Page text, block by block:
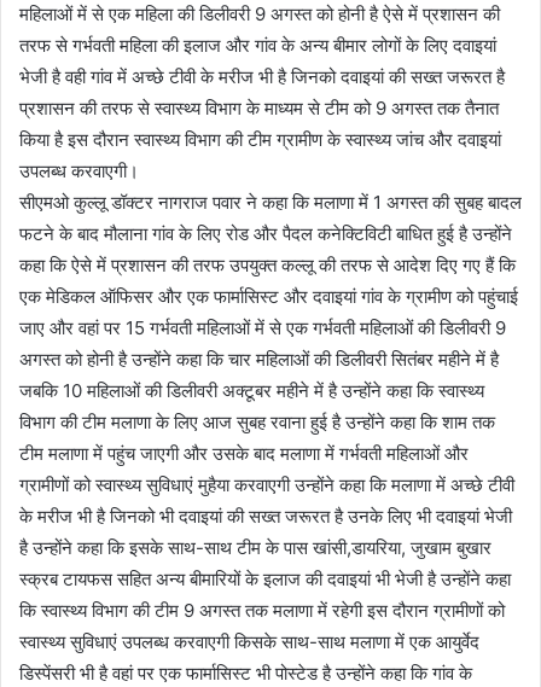
महिलाओं में से एक महिला की डिलीवरी 9 अगस्त को होनी है ऐसे में प्रशासन की
तरफ से गर्भवती महिला की इलाज और गांव के अन्य बीमार लोगों के लिए दवाइयां
भेजी है वही गांव में अच्छे टीवी के मरीज भी है जिनको दवाइयां की सख्त जरूरत है
प्रशासन की तरफ से स्वास्थ्य विभाग के माध्यम से टीम को 9 अगस्त तक तैनात
किया है इस दौरान स्वास्थ्य विभाग की टीम ग्रामीण के स्वास्थ्य जांच और दवाइयां
उपलब्ध करवाएगी।
सीएमओ कुल्लू डॉक्टर नागराज पवार ने कहा कि मलाणा में 1 अगस्त की सुबह बादल
फटने के बाद मौलाना गांव के लिए रोड और पैदल कनेक्टिविटी बाधित हुई है उन्होंने
कहा कि ऐसे में प्रशासन की तरफ उपयुक्त कल्लू की तरफ से आदेश दिए गए हैं कि
एक मेडिकल ऑफिसर और एक फार्मासिस्ट और दवाइयां गांव के ग्रामीण को पहुंचाई
जाए और वहां पर 15 गर्भवती महिलाओं में से एक गर्भवती महिलाओं की डिलीवरी 9
अगस्त को होनी है उन्होंने कहा कि चार महिलाओं की डिलीवरी सितंबर महीने में है
जबकि 10 महिलाओं की डिलीवरी अक्टूबर महीने में है उन्होंने कहा कि स्वास्थ्य
विभाग की टीम मलाणा के लिए आज सुबह रवाना हुई है उन्होंने कहा कि शाम तक
टीम मलाणा में पहुंच जाएगी और उसके बाद मलाणा में गर्भवती महिलाओं और
ग्रामीणों को स्वास्थ्य सुविधाएं मुहैया करवाएगी उन्होंने कहा कि मलाणा में अच्छे टीवी
के मरीज भी है जिनको भी दवाइयां की सख्त जरूरत है उनके लिए भी दवाइयां भेजी
है उन्होंने कहा कि इसके साथ-साथ टीम के पास खांसी,डायरिया, जुखाम बुखार
स्क्रब टायफस सहित अन्य बीमारियों के इलाज की दवाइयां भी भेजी है उन्होंने कहा
कि स्वास्थ्य विभाग की टीम 9 अगस्त तक मलाणा में रहेगी इस दौरान ग्रामीणों को
स्वास्थ्य सुविधाएं उपलब्ध करवाएगी किसके साथ-साथ मलाणा में एक आयुर्वेद
डिस्पेंसरी भी है वहां पर एक फार्मासिस्ट भी पोस्टेड है उन्होंने कहा कि गांव के